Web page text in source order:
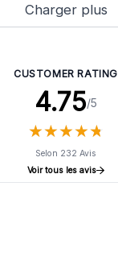
Charger plus
CUSTOMER RATING
4.75/5
★★★★★
★★★★★
Selon 232 Avis
Voir tous les avis